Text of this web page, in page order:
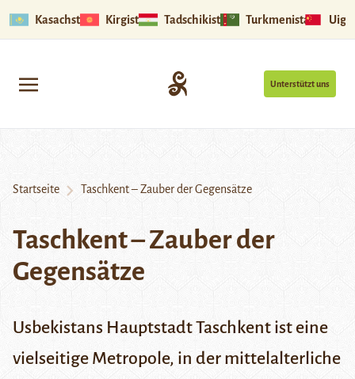
Kasachstan Kirgistan Tadschikistan Turkmenistan
Unterstützt uns
Startseite Taschkent – Zauber der Gegensätze
Taschkent – Zauber der
Gegensätze
Usbekistans Hauptstadt Taschkent ist eine
vielseitige Metropole, in der mittelalterliche